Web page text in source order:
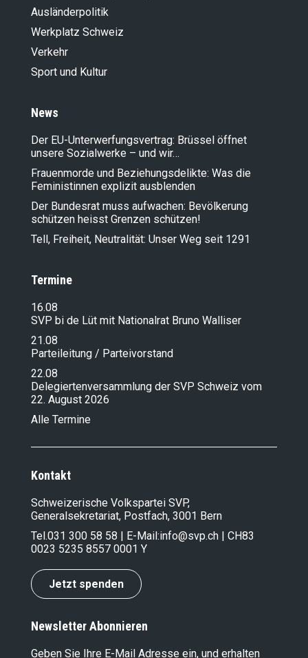
Ausländer­politik
Werkplatz Schweiz
Verkehr
Sport und Kultur
News
Der EU-Unterwerfungsvertrag: Brüssel öffnet
unsere Sozialwerke – und wir…
Frauenmorde und Beziehungsdelikte: Was die
Feministinnen explizit ausblenden
Der Bundesrat muss aufwachen: Bevölkerung
schützen heisst Grenzen schützen!
Tell, Freiheit, Neutralität: Unser Weg seit 1291
Termine
16.08
SVP bi de Lüt mit Nationalrat Bruno Walliser
21.08
Parteileitung / Parteivorstand
22.08
Delegiertenversammlung der SVP Schweiz vom
22. August 2026
Alle Termine
Kontakt
Schweizerische Volkspartei SVP,
Generalsekretariat, Postfach, 3001 Bern
Tel.031 300 58 58 | E-Mail:info@svp.ch | CH83
0023 5235 8557 0001 Y
Jetzt spenden
Newsletter Abonnieren
Geben Sie Ihre E-Mail Adresse ein, und erhalten